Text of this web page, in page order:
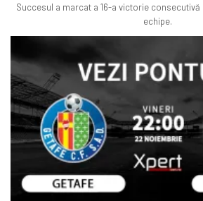
Succesul a marcat a 16-a victorie
echipe.